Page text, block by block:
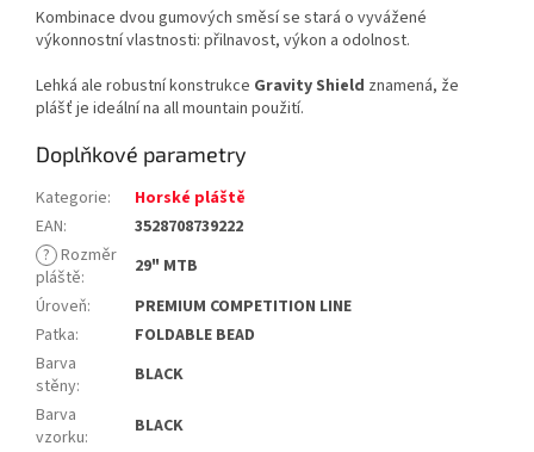
Kombinace dvou gumových směsí se stará o vyvážené
výkonnostní vlastnosti: přilnavost, výkon a odolnost.
Lehká ale robustní konstrukce Gravity Shield znamená, že
plášť je ideální na all mountain použití.
Doplňkové parametry
Kategorie:
Horské pláště
EAN:
3528708739222
? Rozměr
pláště:
29" MTB
Úroveň:
PREMIUM COMPETITION LINE
Patka:
FOLDABLE BEAD
Barva
stěny:
BLACK
Barva
vzorku:
BLACK